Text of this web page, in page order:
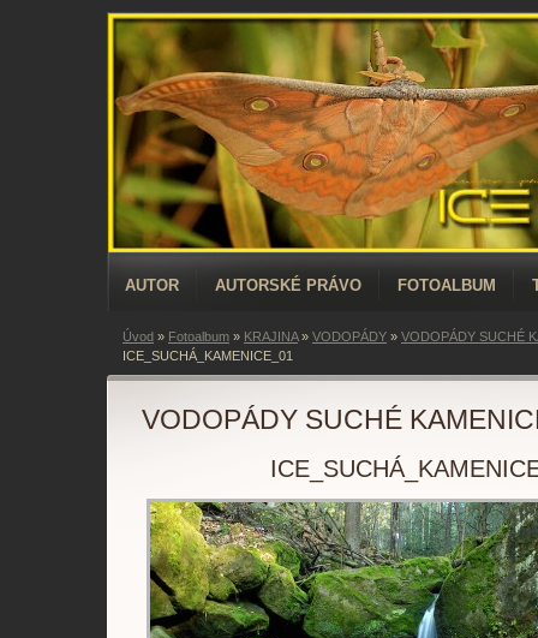
AUTOR AUTORSKÉ PRÁVO FOTOALBUM
Úvod » Fotoalbum » KRAJINA» VODOPÁDY » VODOPÁDY SUCHÉ
ICE_SUCHÁ_KAMENICE_01
VODOPÁDY SUCHÉ